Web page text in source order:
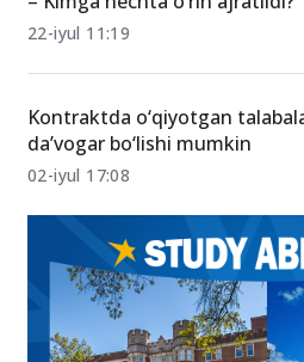
– Kimga nechta o‘rin ajratildi?
22-iyul 11:19
02-iyul 17:08